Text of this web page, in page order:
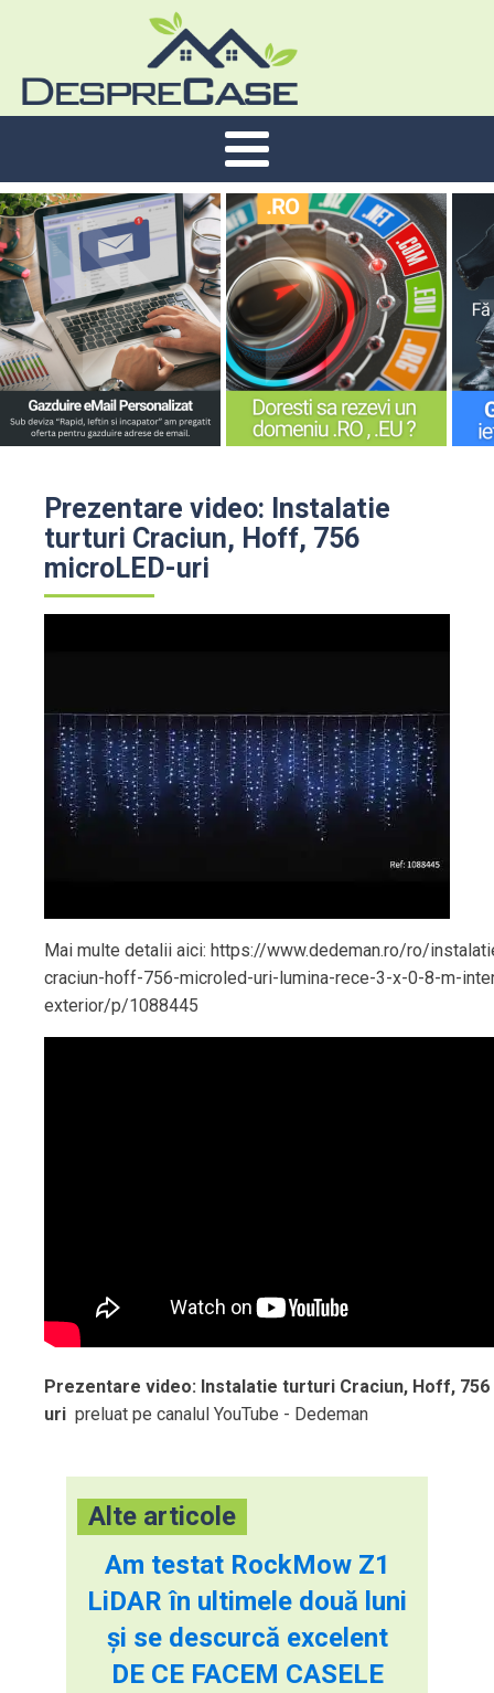
Prezentare video: Instalatie
turturi Craciun, Hoff, 756
microLED-uri
Mai multe detalii aici: https://www.dedeman.ro/ro/
craciun-hoff-756-microled-uri-lumina-rece-3-x-0-8-m-
exterior/p/1088445
Prezentare video: Instalatie turturi Craciun, Hoff, 756
uri preluat pe canalul YouTube - Dedeman
Alte articole
Am testat RockMow Z1
LiDAR în ultimele două luni
și se descurcă excelent
DE CE FACEM CASELE